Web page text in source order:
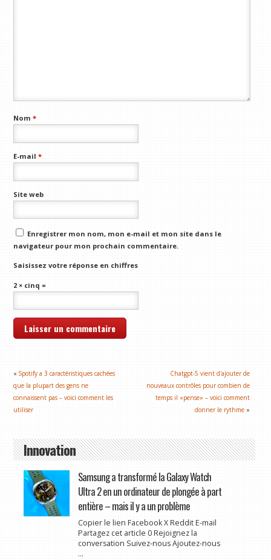
Nom*
E-mail*
Site web
Enregistrer mon nom, mon e-mail et mon site dans le
navigateur pour mon prochain commentaire.
Saisissez votre réponse en chiffres
2 × cinq =
«Spotify a 3 caractéristiques cachées
que la plupart des gens ne
connaissent pas – voici comment les
utiliser
Chatgpt-5 vient d'ajouter de
nouveaux contrôles pour combien de
temps il «pense» – voici comment
donner le rythme »
Innovation
Samsung a transformé la Galaxy Watch
Ultra 2 en un ordinateur de plongée à part
entière – mais il y a un problème
Copier le lien Facebook X Reddit E-mail
Partagez cet article 0 Rejoignez la
conversation Suivez-nous Ajoutez-nous
...